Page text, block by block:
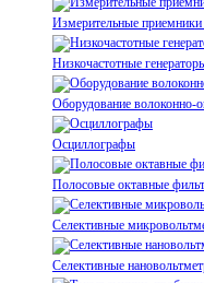
Измерительные приемники
Низкочастотные
Оборудование волоконно-
Осциллографы
Полосовые октавные
Селективные
Селективные